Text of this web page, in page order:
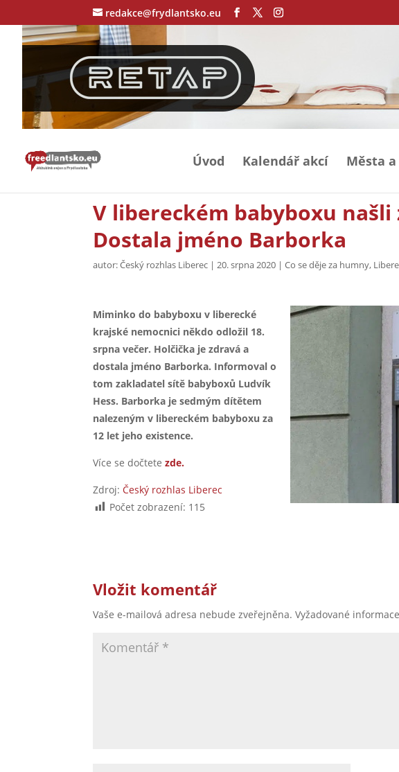
redakce@frydlantsko.eu
Úvod Kalendář akcí Města a
V libereckém babyboxu
Dostala jméno Barborka
autor:Český rozhlas Liberec |20. srpna 2020 |Co se děje za humny,
Miminko do babyboxu v liberecké
krajské nemocnici někdo odložil 18.
srpna večer. Holčička je zdravá a
dostala jméno Barborka. Informoval o
tom zakladatel sítě babyboxů Ludvík
Hess. Barborka je sedmým dítětem
nalezeným v libereckém babyboxu za
12 let jeho existence.
Více se dočtetezde.
Zdroj:Český rozhlas Liberec
Počet zobrazení: 115
Vložit komentář
Vaše e-mailová adresa nebude zveřejněna. Vyžadované